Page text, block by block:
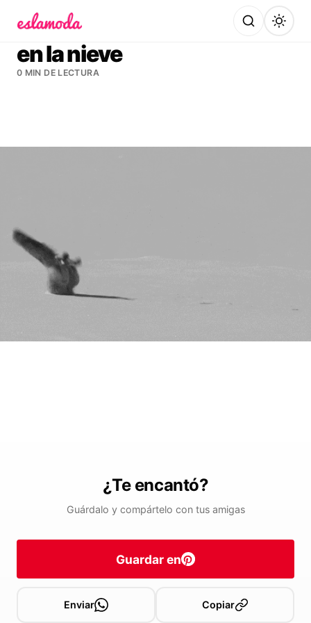
en la nieve
0 MIN DE LECTURA
¿Te encantó?
Guárdalo y compártelo con tus amigas
Guardar en
Enviar Copiar